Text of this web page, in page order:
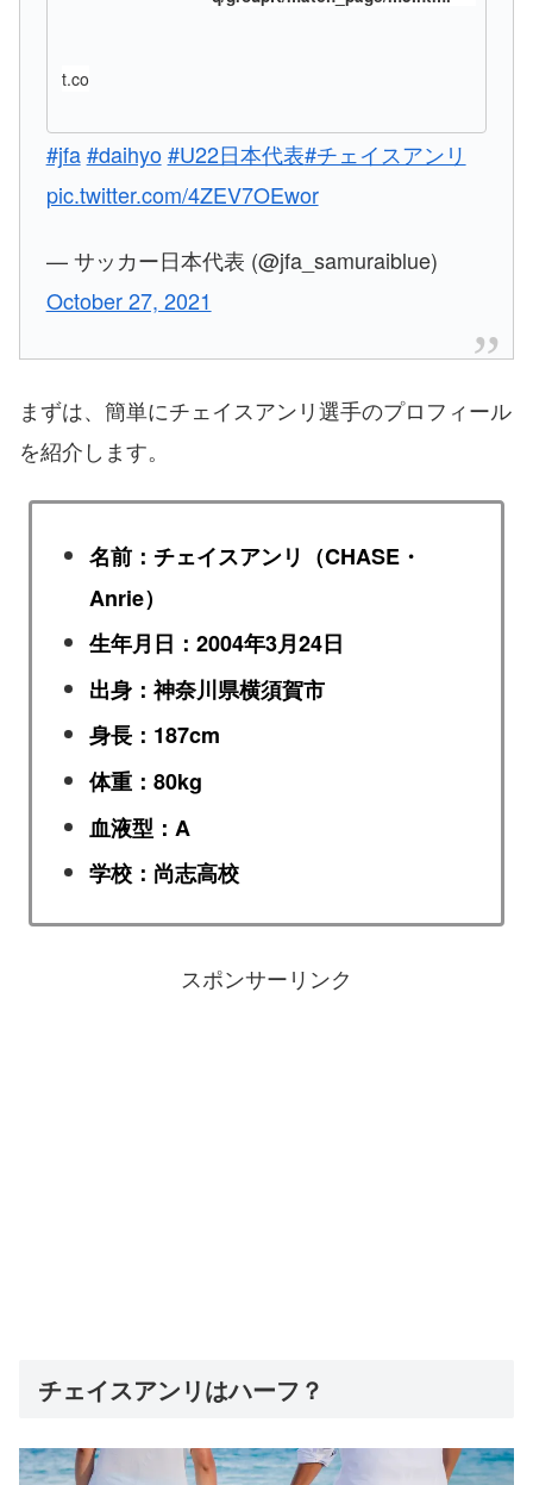
t.co
#jfa #daihyo #U22日本代表#チェイスアンリ
pic.twitter.com/4ZEV7OEwor
— サッカー日本代表 (@jfa_samuraiblue)
October 27, 2021
まずは、簡単にチェイスアンリ選手のプロフィール
を紹介します。
名前：チェイスアンリ（CHASE・
Anrie）
生年月日：2004年3月24日
出身：神奈川県横須賀市
身長：187cm
体重：80kg
血液型：A
学校：尚志高校
スポンサーリンク
チェイスアンリはハーフ？